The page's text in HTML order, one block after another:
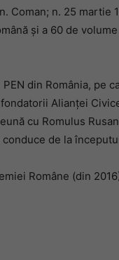
Coman; n. 25
și a 60 de
din România, pe
Alianței
cu Romulus
de la
Române (din